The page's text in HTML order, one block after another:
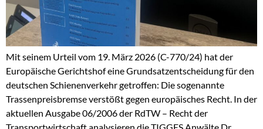
Mit seinem Urteil vom 19. März 2026 (C-770/24) hat der
Europäische Gerichtshof eine Grundsatzentscheidung für den
deutschen Schienenverkehr getroffen: Die sogenannte
Trassenpreisbremse verstößt gegen europäisches Recht. In der
aktuellen Ausgabe 06/2006 der RdTW – Recht der
Transportwirtschaft analysieren die TIGGES Anwälte Dr.